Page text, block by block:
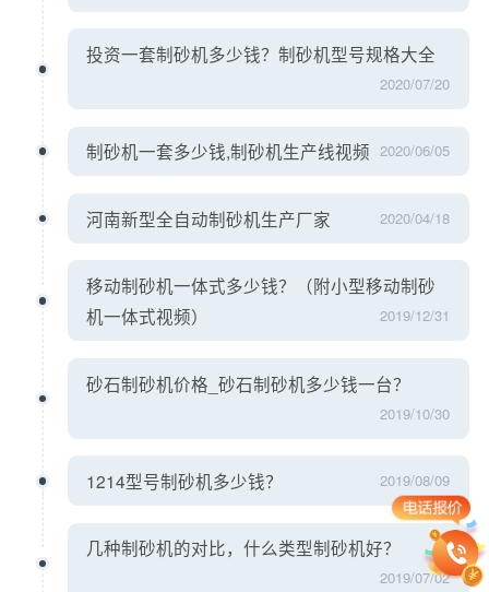
投资一套制砂机多少钱？制砂机型号规格大全
2020/07/20
制砂机一套多少钱,制砂机生产线视频 2020/06/05
河南新型全自动制砂机生产厂家 2020/04/18
移动制砂机一体式多少钱？（附小型移动制砂
机一体式视频）
2019/12/31
砂石制砂机价格_砂石制砂机多少钱一台？
2019/10/30
1214型号制砂机多少钱？ 2019/08/09
几种制砂机的对比，什么类型制砂机好？
2019/07/02